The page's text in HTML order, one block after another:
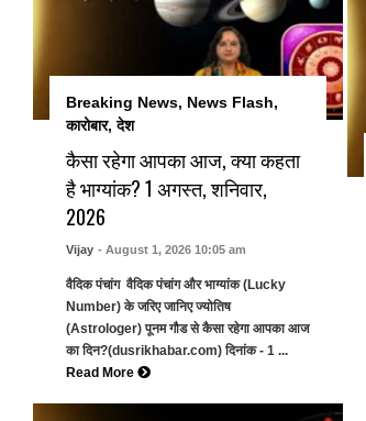
Breaking News, News Flash,
कारोबार,देश
कैसा रहेगा आपका आज, क्या कहता
है भाग्यांक? 1 अगस्त, शनिवार,
2026
Vijay - August 1, 2026 10:05 am
वैदिक पंचांग वैदिक पंचांग और भाग्यांक (Lucky
Number) के जरिए जानिए ज्योतिष
(Astrologer) पूनम गौड से कैसा रहेगा आपका आज
का दिन?(dusrikhabar.com) दिनांक - 1 ...
Read More